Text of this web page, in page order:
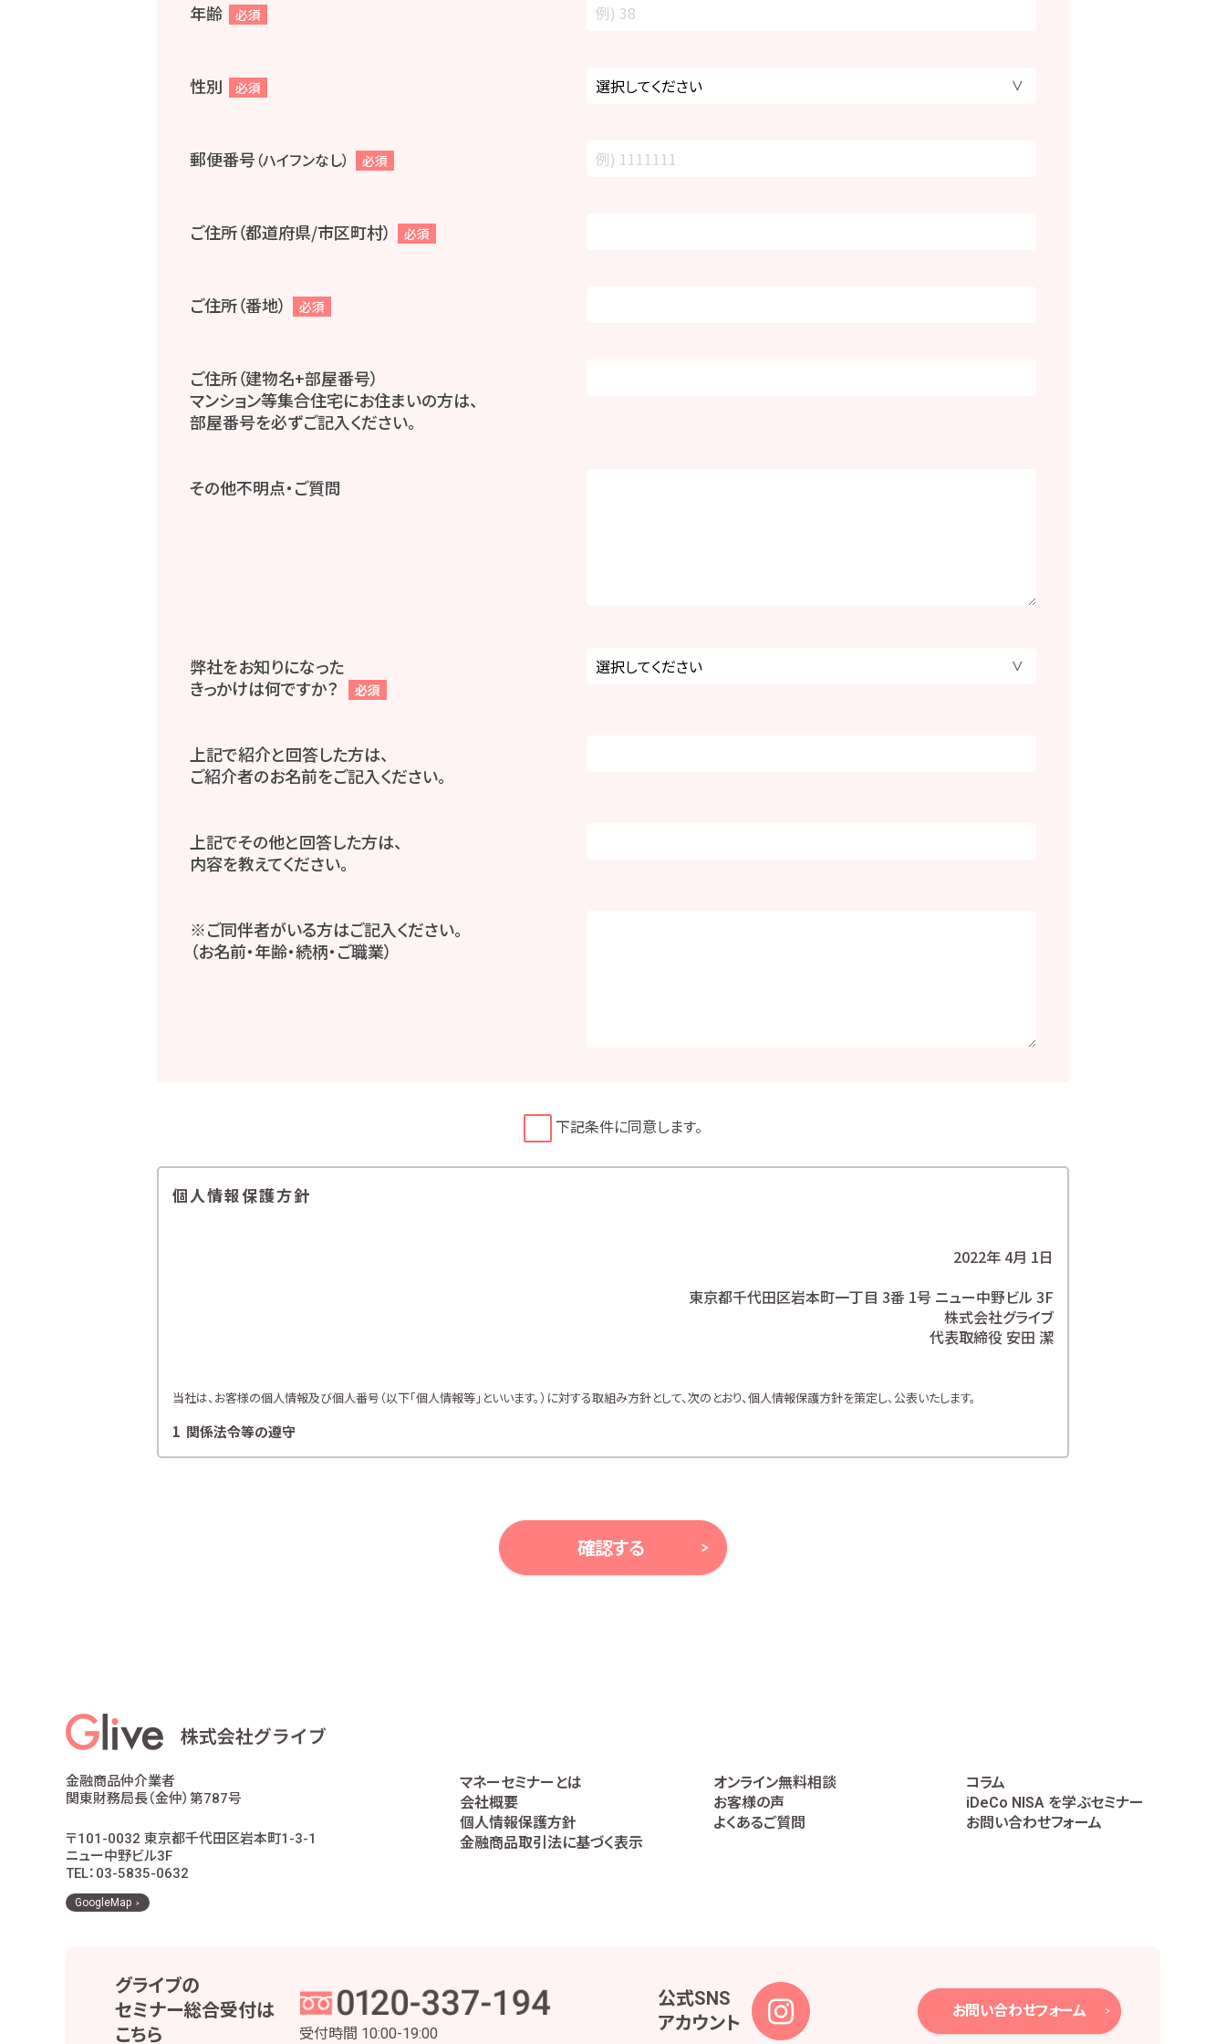
年齢 必須
性別 必須
郵便番号 （ハイフンなし） 必須
ご住所（都道府県/市区町村） 必須
ご住所（番地） 必須
ご住所（建物名+部屋番号）
マンション等集合住宅にお住まいの方は、
部屋番号を必ずご記入ください。
その他不明点・ご質問
弊社をお知りになった
きっかけは何ですか？
必須
上記で紹介と回答した方は、
ご紹介者のお名前をご記入ください。
上記でその他と回答した方は、
内容を教えてください。
※ご同伴者がいる方はご記入ください。
（お名前・年齢・続柄・ご職業）
下記条件に同意します。
個人情報保護方針
2022年 4月 1日
東京都千代田区岩本町一丁目 3番 1号 ニュー中野ビル 3F
株式会社グライブ
代表取締役 安田 潔
当社は、お客様の個人情報及び個人番号（以下「個人情報等」といいます。）に対する取組み方針として、次のとおり、個人情報保護方針を策定し、公表いたします。
1 関係法令等の遵守
当社は、個人情報等の保護に関する関係諸法令、ガイドライン及び、所属金融商品取引業者の社内規程並びにこの個人情報保護方針を遵守いたします。
当社は、お客様の同意を得た場合及び法令等により例外として取り扱われる場合を除き、利用目的の達成に必要な範囲内でお客様の個人情報を取り扱います。
各種セミナー、イベント、キャンペーンの案内、アンケート、各種情報提供を行うため
ライフプランニング、ファイナンシャルプランニング及びこれらに付帯・関連する商品・サービスの案内を行うため
お客様との契約や法律等に基づく権利の行使や義務の履行のため
市場調査、並びにデータ分析やアンケートの実施等による金融商品やサービスの研究や開発のため
他の事業者等から個人情報の処理の全部又は一部について委託された場合等において、委託された当該業務を適切に遂行するため
お取引先との打合せ、情報提供・連絡、お取引先の皆様から委託された業務の遂行等を行うため
当社株主様及び当社株式の管理業務、株主様又は会社による権利の行使・義務の履行、及び法令に基づく書面・記録・データの作成のため
役職員の給与の計算・支払、人事管理業務のため
当社における採用活動、採用後の人事・安全管理及びこれに関連する業務のため
実施するとともに、役職員および委託先の適切な監督を行って参ります。
個人情報・個人データの適正な取扱いのため、法令及びガイドライン所定が定める各対応を実施するに当たっての個人情報保護方針の策定
確認する
金融商品仲介業者
関東財務局長（金仲）第787号
〒101-0032 東京都千代田区岩本町1-3-1
ニュー中野ビル3F
TEL：03-5835-0632
GoogleMap
マネーセミナーとは オンライン無料相談
コラム
会社概要
お客様の声
iDeCo NISA を学ぶセミナー
個人情報保護方針
よくあるご質問
お問い合わせフォーム
金融商品取引法に基づく表示
グライブの
セミナー総合受付は
こちら
受付時間 10:00-19:00
公式SNS
アカウント
お問い合わせフォーム